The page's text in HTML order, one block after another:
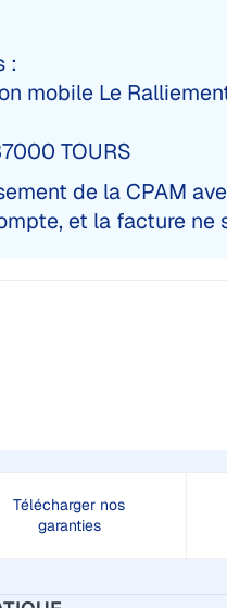
:
mobile Le
TOURS
de la CPAM
et la facture ne
Télécharger nos
garanties